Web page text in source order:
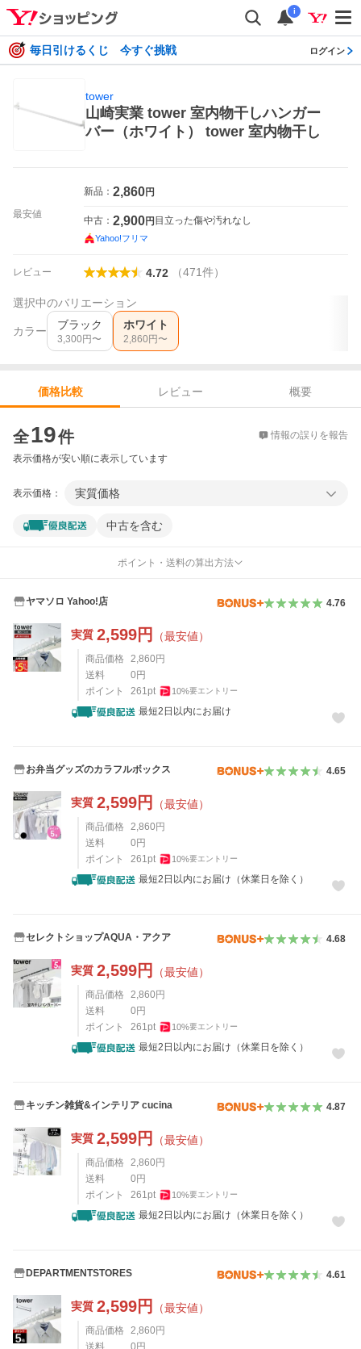
i
毎日引けるくじ 今すぐ挑戦 ログイン
tower
山崎実業 tower 室内物干しハンガー
バー（ホワイト） tower 室内物干し
最安値
新品： 2,860円
中古： 2,900円 目立った傷や汚れなし
Yahoo!フリマ
レビュー 4.72 （471件）
選択中のバリエーション
カラー ブラック
3,300 円〜
ホワイト
2,860 円〜
価格比較 レビュー
概要
全19件 情報の誤りを報告
表示価格が安い順に表示しています
表示価格： 実質価格
中古を含む
ポイント・送料の算出方法
ヤマソロ Yahoo!店 4.76
実質 2,599円 （最安値）
商品価格 2,860 円
送料
0 円
ポイント
261pt 10%要エントリー
最短2日以内にお届け
お弁当グッズのカラフルボックス 4.65
実質 2,599円 （最安値）
商品価格 2,860 円
送料
0 円
ポイント
261pt 10%要エントリー
最短2日以内にお届け（休業日を除く）
セレクトショップAQUA・アクア 4.68
実質 2,599円 （最安値）
商品価格 2,860 円
送料
0 円
ポイント
261pt 10%要エントリー
最短2日以内にお届け（休業日を除く）
キッチン雑貨&インテリア cucina 4.87
実質 2,599円 （最安値）
商品価格 2,860 円
送料
0 円
ポイント
261pt 10%要エントリー
最短2日以内にお届け（休業日を除く）
DEPARTMENTSTORES 4.61
実質 2,599円 （最安値）
商品価格 2,860 円
送料
0 円